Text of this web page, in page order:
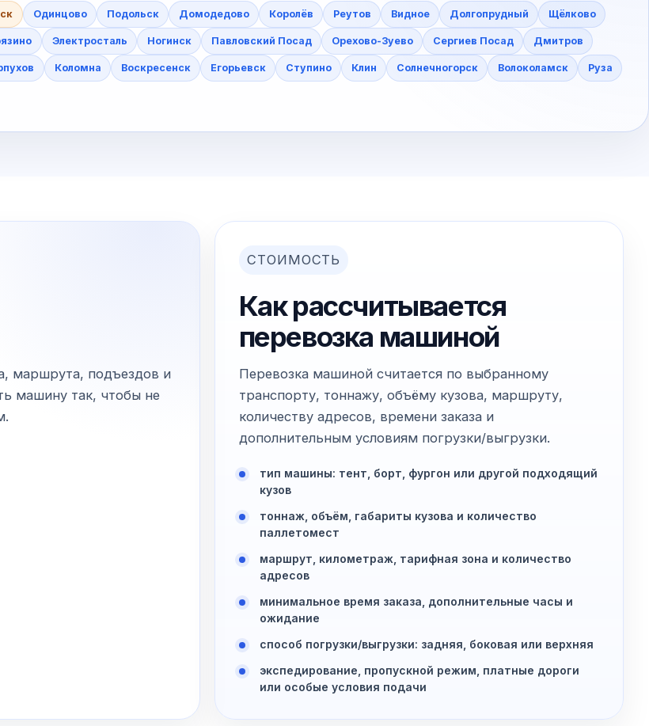
Одинцово Подольск Домодедово Королёв Реутов Видное Долгопрудный Щёлково
Электросталь Ногинск Павловский Посад Орехово-Зуево Сергиев Посад Дмитров
Коломна Воскресенск Егорьевск Ступино Клин Солнечногорск Волоколамск Руза
маршрута, подъездов и
машину так, чтобы не
СТОИМОСТЬ
Как рассчитывается
перевозка машиной
Перевозка машиной считается по выбранному
транспорту, тоннажу, объёму кузова, маршруту,
количеству адресов, времени заказа и
дополнительным условиям погрузки/выгрузки.
тип машины: тент, борт, фургон или другой подходящий
кузов
тоннаж, объём, габариты кузова и количество
паллетомест
маршрут, километраж, тарифная зона и количество
адресов
минимальное время заказа, дополнительные часы и
ожидание
способ погрузки/выгрузки: задняя, боковая или верхняя
экспедирование, пропускной режим, платные дороги
или особые условия подачи